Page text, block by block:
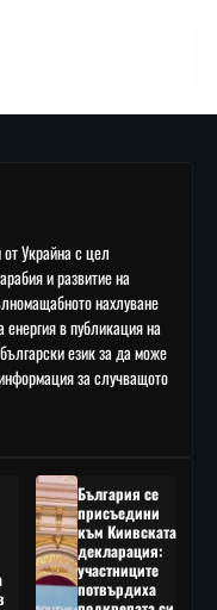
Украйна с цел
и развитие на
нахлуване
в публикация на
език за да може
за случващото
България се
присъедини
към Киивската
декларация:
участниците
потвърдиха